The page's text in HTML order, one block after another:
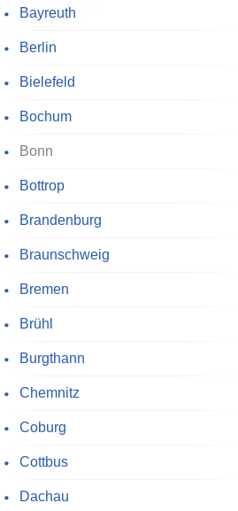
Bayreuth
Berlin
Bielefeld
Bochum
Bonn
Bottrop
Brandenburg
Braunschweig
Bremen
Brühl
Burgthann
Chemnitz
Coburg
Cottbus
Dachau